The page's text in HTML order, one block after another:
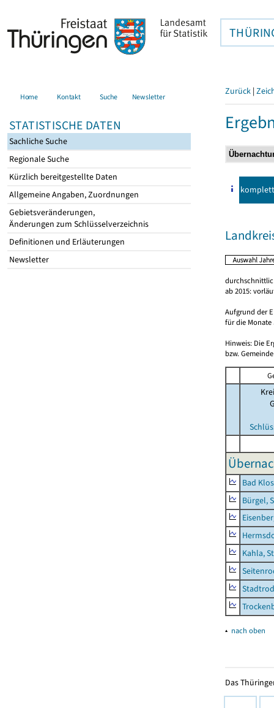
Home Kontakt Suche Newsletter
STATISTISCHE DATEN
Sachliche Suche
Regionale Suche
Kürzlich bereitgestellte Daten
Allgemeine Angaben, Zuordnungen
Gebietsveränderungen,
Änderungen zum Schlüsselverzeichnis
Definitionen und Erläuterungen
Newsletter
Zurück |
komplett
ab 2015:
Aufgrund der
für die Monate
Hinweis: Die
bzw.
Bad
Bürgel,
Kahla,
▴ nach oben
Das